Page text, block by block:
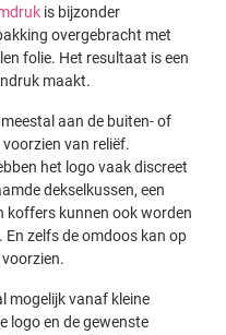
is bijzonder
overgebracht met
folie. Het resultaat is een
maakt.
aan de buiten- of
van reliëf.
het logo vaak discreet
dekselkussen, een
koffers kunnen ook worden
zelfs de omdoos kan op
mogelijk vanaf kleine
logo en de gewenste